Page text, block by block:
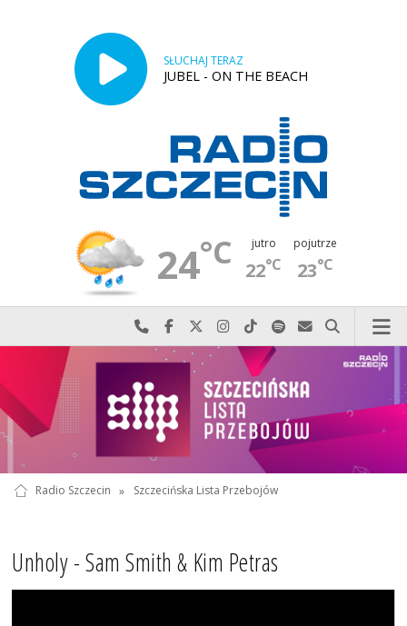
SŁUCHAJ TERAZ
JUBEL - ON THE BEACH
24°C jutro
22°C
pojutrze
23°C
Najlepiej po prostu do nas zadzwoń
Odwiedź nas na Facebook-u
Odwiedź nas na X
Odwiedź nas na Instagram-ie
Odwiedź nas na TikTok-u
Szukaj nas na Spotify
Wyślij do nas
Szukaj
Radio Szczecin » Szczecińska Lista Przebojów
Unholy - Sam Smith & Kim Petras